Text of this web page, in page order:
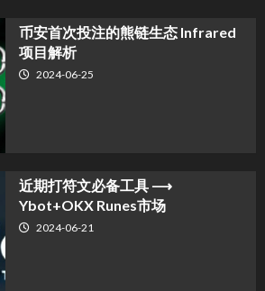
币安首次投注的熊链生态 Infrared
项目解析
2024-06-25
近期打符文必备工具 ⟶
Ybot+OKX Runes市场
2024-06-21